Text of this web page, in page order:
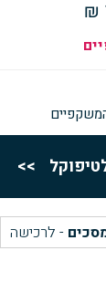
>>
- לרכישה